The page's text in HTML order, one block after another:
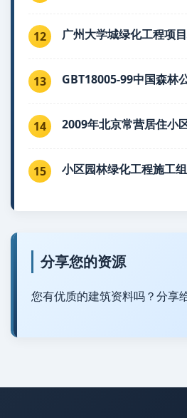
12 广州大学城绿化工程项
13 GBT18005-99中国森林
14 2009年北京常营居住小
15 小区园林绿化工程施工
分享您的资源
您有优质的建筑资料吗？分享